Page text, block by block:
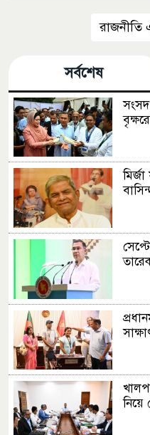
সর্বশেষ
সংসদ
নিয়ে